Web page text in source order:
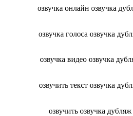
озвучка онлайн озвучка
озвучка голоса озвучка
озвучка видео озвучка
озвучить текст озвучка
озвучить озвучка